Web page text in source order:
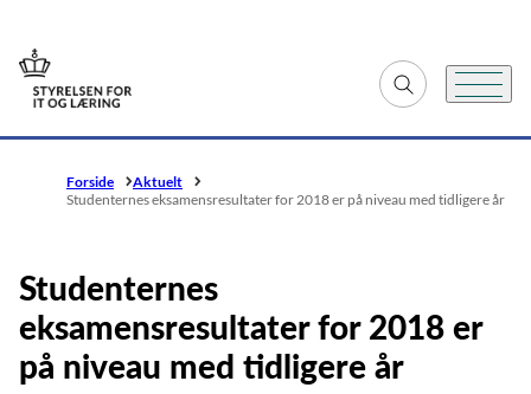
Gå til forsiden Fold søgefelt ud
Menu
Forside
Aktuelt
Studenternes eksamensresultater for 2018 er på niveau med tidligere år
Studenternes
eksamensresultater for 2018 er
på niveau med tidligere år